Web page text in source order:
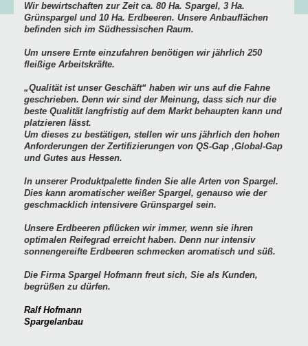
Wir bewirtschaften zur Zeit ca. 80 Ha. Spargel, 3 Ha.
Grünspargel und 10 Ha. Erdbeeren. Unsere Anbauflächen
befinden sich im Südhessischen Raum.
Um unsere Ernte einzufahren benötigen wir jährlich 250
fleißige Arbeitskräfte.
„Qualität ist unser Geschäft“ haben wir uns auf die Fahne
geschrieben. Denn wir sind der Meinung, dass sich nur die
beste Qualität langfristig auf dem Markt behaupten kann und
platzieren lässt.
Um dieses zu bestätigen, stellen wir uns jährlich den hohen
Anforderungen der Zertifizierungen von QS-Gap ,Global-Gap
und Gutes aus Hessen.
In unserer Produktpalette finden Sie alle Arten von Spargel.
Dies kann aromatischer weißer Spargel, genauso wie der
geschmacklich intensivere Grünspargel sein.
Unsere Erdbeeren pflücken wir immer, wenn sie ihren
optimalen Reifegrad erreicht haben. Denn nur intensiv
sonnengereifte Erdbeeren schmecken aromatisch und süß.
Die Firma Spargel Hofmann freut sich, Sie als Kunden,
begrüßen zu dürfen.
Ralf Hofmann
Spargelanbau